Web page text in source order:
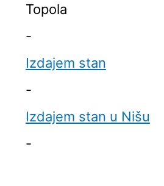
Topola
-
Izdajem stan
-
Izdajem stan u Nišu
-